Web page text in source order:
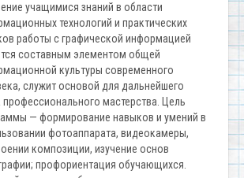
учащимися знаний в области
технологий и практических
работы с графической информацией
составным элементом общей
культуры современного
служит основой для дальнейшего
профессионального мастерства. Цель
— формирование навыков и умений в
фотоаппарата, видеокамеры,
композиции, изучение основ
профориентация обучающихся.